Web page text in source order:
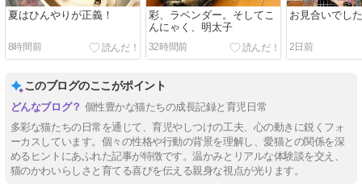
夏はひんやりが正義！
8時間前
彩、ラベンダー。そしてこ
んにゃく、明太子
32時間前
お見合いでし
2日前
このブログのここがポイント
個性豊かな猫たちの成長記録と育児日常
多彩な猫たちの日常を通じて、育児やしつけの工夫、心の動きに鋭くフォ
ーカスしています。個々の性格や行動の背景を理解し、愛猫との関係を深
めるヒントにあふれた記事が特徴です。温かみとリアルな体験談を交え、
猫のかわいらしさと育てる喜びを伝える親身な視点が光ります。